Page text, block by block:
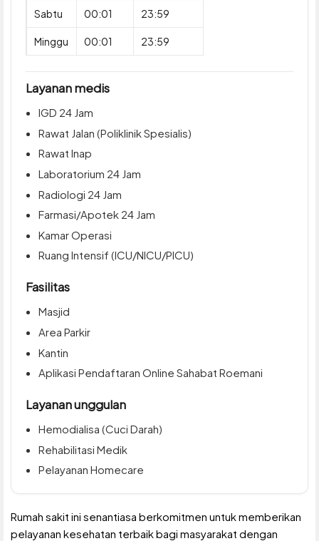
Sabtu 00:01 23:59
Minggu 00:01 23:59
Layanan medis
IGD 24 Jam
Rawat Jalan (Poliklinik Spesialis)
Rawat Inap
Laboratorium 24 Jam
Radiologi 24 Jam
Farmasi/Apotek 24 Jam
Kamar Operasi
Ruang Intensif (ICU/NICU/PICU)
Fasilitas
Masjid
Area Parkir
Kantin
Aplikasi Pendaftaran Online Sahabat Roemani
Layanan unggulan
Hemodialisa (Cuci Darah)
Rehabilitasi Medik
Pelayanan Homecare
Rumah sakit ini senantiasa berkomitmen untuk memberikan
pelayanan kesehatan terbaik bagi masyarakat dengan